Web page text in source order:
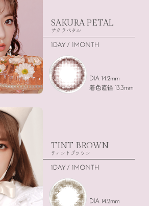
SAKURA PETAL
サクラペタル
TINT BROWN
ティントブラウン